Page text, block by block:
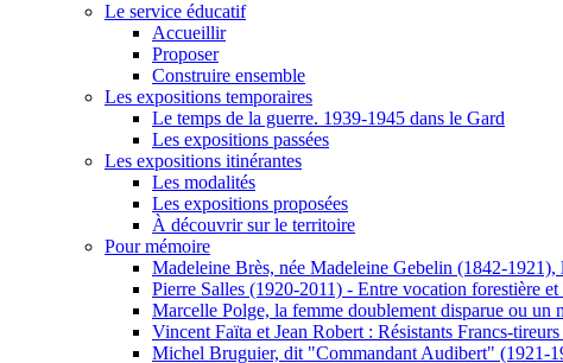
Le service éducatif
Accueillir
Proposer
Construire ensemble
Les expositions temporaires
Le temps de la guerre. 1939-1945 dans le Gard
Les expositions passées
Les expositions itinérantes
Les modalités
Les expositions proposées
À découvrir sur le territoire
Pour mémoire
Madeleine Brès, née Madeleine Gebelin (1842-1921),
Pierre Salles (1920-2011) - Entre vocation forestière
Marcelle Polge, la femme doublement disparue ou un
Vincent Faïta et Jean Robert : Résistants Francs-
Michel Bruguier, dit "Commandant Audibert" (1921-